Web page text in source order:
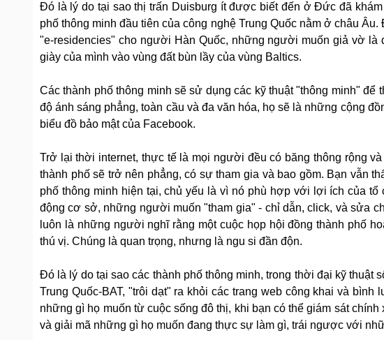
Đó là lý do tại sao thị trấn Duisburg ít được biết đến ở Đức đã
phố thông minh đầu tiên của công nghệ Trung Quốc nằm ở châu
"e-residencies" cho người Hàn Quốc, những người muốn giả vờ là
giày của mình vào vùng đất bùn lầy của vùng Baltics.
Các thành phố thông minh sẽ sử dụng các kỹ thuật "thông minh"
độ ánh sáng phẳng, toàn cầu và đa văn hóa, họ sẽ là những cộng
biểu đồ bảo mật của Facebook.
Trở lại thời internet, thực tế là mọi người đều có băng thông rộng
thành phố sẽ trở nên phẳng, có sự tham gia và bao gồm. Bạn vẫn
phố thông minh hiện tại, chủ yếu là vì nó phù hợp với lợi ích của
động cơ sở, những người muốn "tham gia" - chỉ dẫn, click, và sửa
luôn là những người nghĩ rằng một cuộc họp hội đồng thành phố
thú vị. Chúng là quan trọng, nhưng là ngu si đần độn.
Đó là lý do tại sao các thành phố thông minh, trong thời đại kỹ
Trung Quốc-BAT, "trôi dạt" ra khỏi các trang web công khai và
những gì họ muốn từ cuộc sống đô thị, khi bạn có thể giám sát
và giải mã những gì họ muốn đang thực sự làm gì, trái ngược với